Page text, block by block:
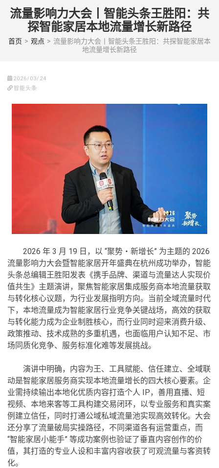
Skip
(Press
流量影响力大会丨智能头条王胜阳：共
探智能家居本地流量增长新路径
首页 > 观点 > 流量影响力大会丨智能头条王胜阳：共探智能家居本
地流量增长新路径
2026/03/24
智能头条
2026 年 3 月 19 日，以 “聚势・新增长” 为主题的 2026
流量影响力大会暨智能家居开年盛典在杭州成功举办，智能
头条总编辑王胜阳发表《携手品牌、渠道与流量达人实现价
值共生》主题演讲，聚焦智能家居集成服务商本地流量获取
与转化核心议题，为行业发展指明方向。当前全域流量时代
下，本地流量成为智能家居行业竞争关键战场，高效的获取
与转化能力成为企业制胜核心，而行业同时迎来消费升级、
政策推动、技术成熟的多重机遇，也面临用户认知不足、市
场同质化竞争、服务标准化难等发展挑战。
演讲中明确，内容为王、工具赋能、信任建立、全域联
动是智能家居服务商实现本地流量增长的四大核心要素。企
业需持续输出本地化优质内容打造个人 IP，善用直播、短
视频、本地来客等工具构建交易闭环，以专业服务和真实案
例建立信任，同时打通公域私域流量池实现高效转化。大会
还分享了流量破局实操路径，不同渠道各有运营重点，而
“智能家居小能手” 等成功案例也验证了垂直内容创作的价
值，其打造的专业人设和丰富内容收获了可观流量与客资转
化。